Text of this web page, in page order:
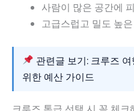
사람이 많은 공간에
고급스럽고 밀도 높
관련글 보기: 크루즈
위한 예산 가이드